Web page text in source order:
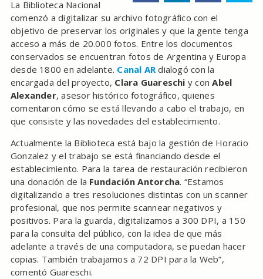
La Biblioteca Nacional
comenzó a digitalizar su archivo fotográfico con el
objetivo de preservar los originales y que la gente tenga
acceso a más de 20.000 fotos. Entre los documentos
conservados se encuentran fotos de Argentina y Europa
desde 1800 en adelante. Canal ARdialogó con la
encargada del proyecto, Clara Guareschi y conAbel
Alexander, asesor histórico fotográfico, quienes
comentaron cómo se está llevando a cabo el trabajo, en
que consiste y las novedades del establecimiento.
Actualmente la Biblioteca está bajo la gestión de Horacio
Gonzalez y el trabajo se está financiando desde el
establecimiento. Para la tarea de restauración recibieron
una donación de la Fundación Antorcha. “Estamos
digitalizando a tres resoluciones distintas con un scanner
profesional, que nos permite scannear negativos y
positivos. Para la guarda, digitalizamos a 300 DPI, a 150
para la consulta del público, con la idea de que más
adelante a través de una computadora, se puedan hacer
copias. También trabajamos a 72 DPI para la Web”,
comentó Guareschi.